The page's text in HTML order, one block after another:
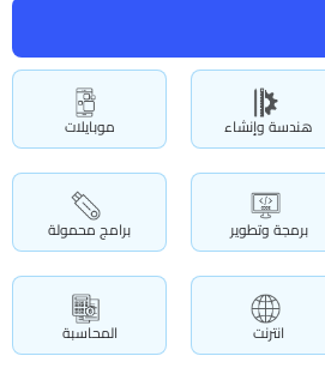
هندسة وإنشاء موبايلات
برمجة وتطوير برامج محمولة
انترنت المحاسبة